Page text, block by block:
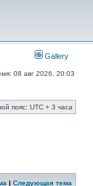
Gallery
08 авг 2026, 20:03
пояс: UTC + 3 часа
| Следующая тема